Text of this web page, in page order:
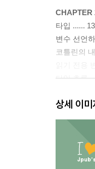
CHAPTER
타입 ...... 13
변수 선언
코틀린의
타입 추론
코틀린 바
궁금증 해
챌린지: 유
챌린지: 마
상세 이미